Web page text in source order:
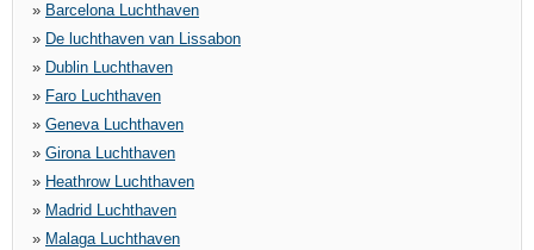
» Barcelona Luchthaven
» De luchthaven van Lissabon
» Dublin Luchthaven
» Faro Luchthaven
» Geneva Luchthaven
» Girona Luchthaven
» Heathrow Luchthaven
» Madrid Luchthaven
» Malaga Luchthaven